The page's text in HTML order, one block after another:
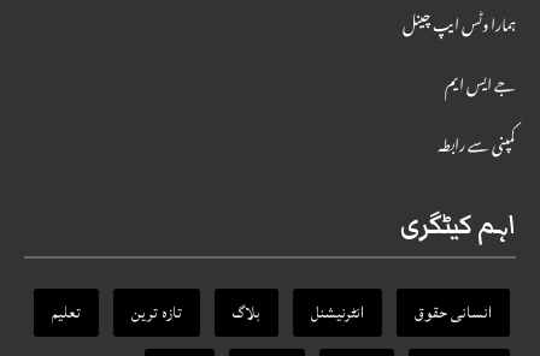
ہمارا وٹس ایپ چینل
جے ایس ایم
کمپنی سے رابطہ
اہم کیٹگری
انسانی حقوق انٹرنیشنل بلاگ تازہ ترین تعلیم